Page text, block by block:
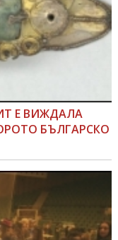
Е ВИЖДАЛА
БЪЛГАРСКО